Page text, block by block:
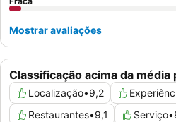
Classificação acima da média
Localização•9,2
Restaurantes•9,1 Serviço•
Mostrar avaliações